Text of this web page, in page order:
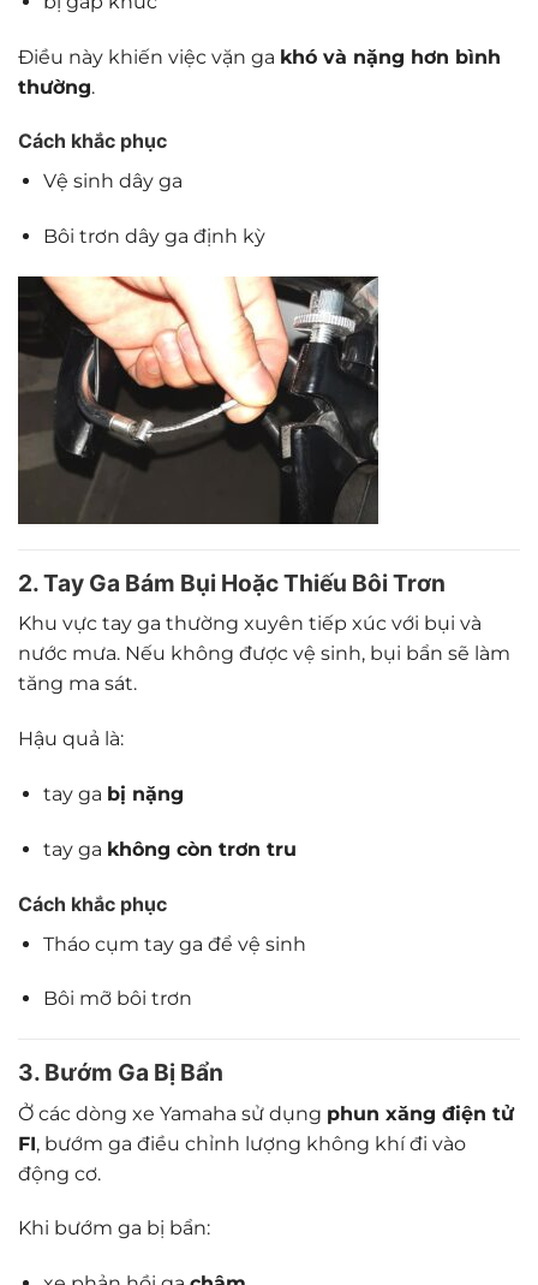
Điều này khiến việc vặn ga khó và nặng hơn bình
thường.
Cách khắc phục
Vệ sinh dây ga
Bôi trơn dây ga định kỳ
2. Tay Ga Bám Bụi Hoặc Thiếu Bôi Trơn
Khu vực tay ga thường xuyên tiếp xúc với bụi và
nước mưa. Nếu không được vệ sinh, bụi bẩn sẽ làm
tăng ma sát.
Hậu quả là:
tay ga bị nặng
tay ga không còn trơn tru
Cách khắc phục
Tháo cụm tay ga để vệ sinh
Bôi mỡ bôi trơn
3. Bướm Ga Bị Bẩn
Ở các dòng xe Yamaha sử dụng phun xăng điện tử
FI, bướm ga điều chỉnh lượng không khí đi vào
động cơ.
Khi bướm ga bị bẩn: